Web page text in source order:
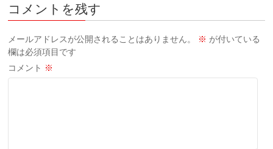
コメントを残す
メールアドレスが公開されることはありません。 ※ が付いている
欄は必須項目です
コメント ※